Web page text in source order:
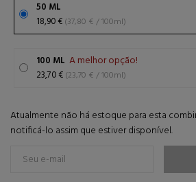
50 ML
18,90 €
(37,80 € / 100ml)
100 ML A melhor opção!
23,70 € (23,70 € / 100ml)
Atualmente não há estoque para esta
notificá-lo assim que estiver disponível.